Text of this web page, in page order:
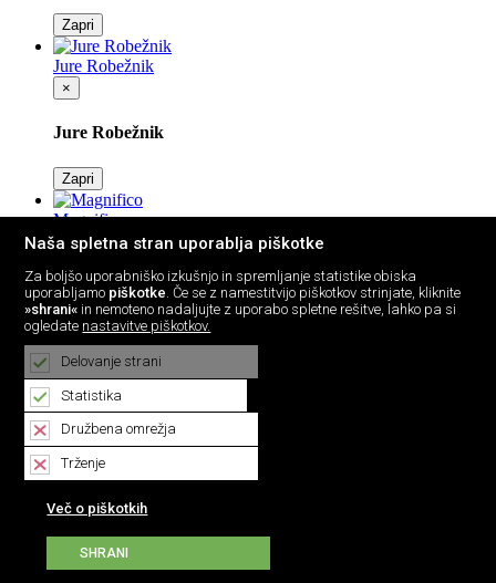
Zapri
Jure Robežnik
×
Jure Robežnik
Zapri
Magnifico
×
Magnifico
Zapri
Marino Legovič
×
Marino Legovič
Zapri
Naša spletna stran uporablja piškotke
Za boljšo uporabniško izkušnjo in spremljanje statistike obiska
uporabljamo piškotke. Če se z namestitvijo piškotkov strinjate, kliknite
»shrani« in nemoteno nadaljujte z uporabo spletne rešitve, lahko pa si
ogledate nastavitve piškotkov.
Delovanje strani
Statistika
Družbena omrežja
Trženje
Več o piškotkih
SHRANI